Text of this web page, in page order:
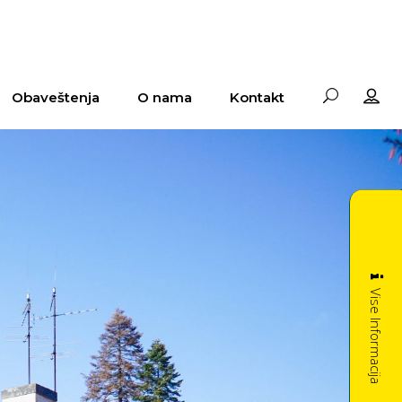
Obaveštenja O nama Kontakt
Vise Informacija